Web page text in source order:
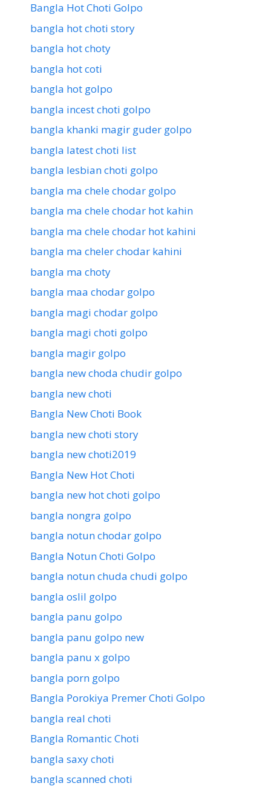
Bangla Hot Choti Golpo
bangla hot choti story
bangla hot choty
bangla hot coti
bangla hot golpo
bangla incest choti golpo
bangla khanki magir guder golpo
bangla latest choti list
bangla lesbian choti golpo
bangla ma chele chodar golpo
bangla ma chele chodar hot kahin
bangla ma chele chodar hot kahini
bangla ma cheler chodar kahini
bangla ma choty
bangla maa chodar golpo
bangla magi chodar golpo
bangla magi choti golpo
bangla magir golpo
bangla new choda chudir golpo
bangla new choti
Bangla New Choti Book
bangla new choti story
bangla new choti2019
Bangla New Hot Choti
bangla new hot choti golpo
bangla nongra golpo
bangla notun chodar golpo
Bangla Notun Choti Golpo
bangla notun chuda chudi golpo
bangla oslil golpo
bangla panu golpo
bangla panu golpo new
bangla panu x golpo
bangla porn golpo
Bangla Porokiya Premer Choti Golpo
bangla real choti
Bangla Romantic Choti
bangla saxy choti
bangla scanned choti